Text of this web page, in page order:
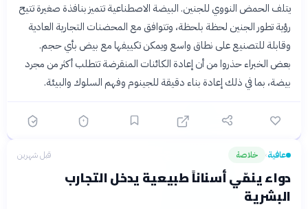
يتلف الحمض النووي للجنين. البيضة الاصطناعية تتميز بنافذة صغيرة تتيح
رؤية تطور الجنين لحظة بلحظة، وتتوافق مع المحضنات التجارية العادية
وقابلة للتصنيع على نطاق واسع ويمكن تكييفها مع بيض بأي حجم.
بعض الخبراء حذروا من أن إعادة الكائنات المنقرضة تتطلب أكثر من مجرد
بيضة، بما في ذلك إعادة بناء دقيقة للجينوم وفهم السلوك والبيئة.
عافية› خلاصة قبل شهرين
دواء ينمّي أسناناً طبيعية يدخل التجارب
البشرية